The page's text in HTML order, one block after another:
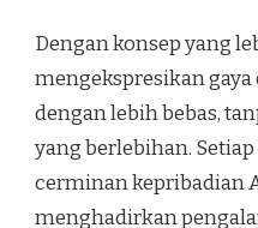
Dengan konsep yang
mengekspresikan
dengan lebih bebas,
yang berlebihan.
cerminan kepribadian
menghadirkan